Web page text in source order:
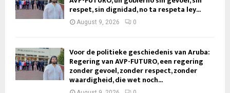
respet, sin dignidad, no ta respeta ley...
August 9, 2026 0
Voor de politieke geschiedenis van Aruba:
Regering van AVP-FUTURO, een regering
zonder gevoel, zonder respect, zonder
waardigheid, die wet noch...